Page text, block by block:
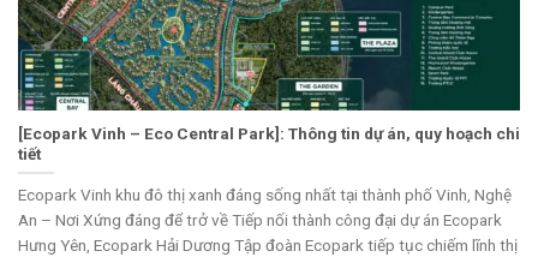
[Ecopark Vinh – Eco Central Park]: Thông tin dự án, quy hoạch chi
tiết
Ecopark Vinh khu đô thị xanh đáng sống nhất tại thành phố Vinh, Nghệ
An – Nơi Xứng đáng để trở về Tiếp nối thành công đại dự án Ecopark
Hưng Yên, Ecopark Hải Dương Tập đoàn Ecopark tiếp tục chiếm lĩnh thị